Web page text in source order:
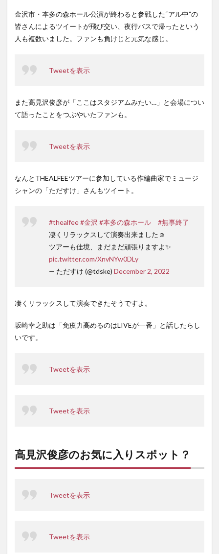
金沢市・本多の森ホール公演が終わると参戦した“アル中”の
皆さんによるツイートが飛び交い、夜行バスで帰ったという
人も複数いました。ファンも負けじと元気な感じ。
Tweetを表示
また高見沢俊彦が「ここはスタジアムみたい…」と会場につい
て語ったことをつぶやいたファンも。
Tweetを表示
なんとTHEALFEEツアーに参加している作編曲家でミュージ
シャンの「ただすけ」さんもツイート。
#thealfee#金沢 #本多の森ホール
#無事終了
凄くリラックスして演奏出来ました☺️
ツアーも佳境、まだまだ頑張りますよ✨
pic.twitter.com/XnvNYw0DLy
— ただすけ (@tdske) December 2, 2022
凄くリラックスして演奏できたそうですよ。
坂崎幸之助は「免疫力高めるのはLIVEが一番」と話したらし
いです。
Tweetを表示
Tweetを表示
高見沢俊彦のお気に入りスポット？
Tweetを表示
Tweetを表示